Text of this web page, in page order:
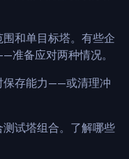
和单目标塔。有些企
准备应对两种情况。
保存能力——或清理冲
试塔组合。了解哪些